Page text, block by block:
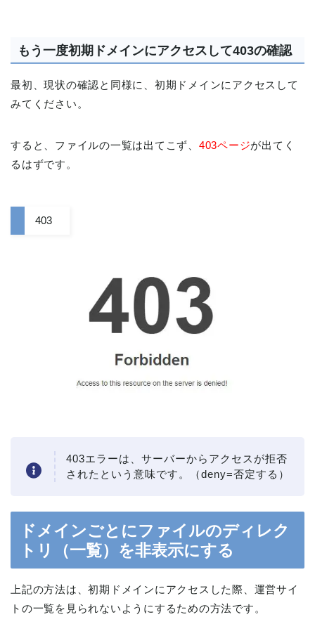
もう一度初期ドメインにアクセスして403の確認
最初、現状の確認と同様に、初期ドメインにアクセスして
みてください。
すると、ファイルの一覧は出てこず、 403ページが出てく
るはずです。
403
403エラーは、サーバーからアクセスが拒否
されたという意味です。（deny=否定する）
ドメインごとにファイルのディレク
トリ（一覧）を非表示にする
上記の方法は、初期ドメインにアクセスした際、運営サイ
トの一覧を見られないようにするための方法です。